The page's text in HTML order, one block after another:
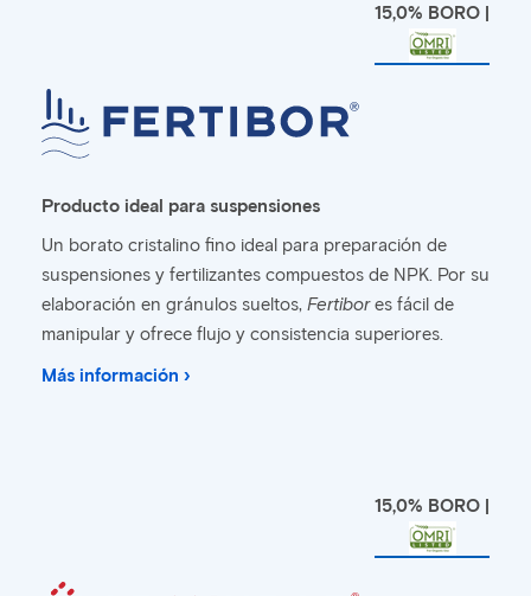
15,0% BORO |
Producto ideal para suspensiones
Un borato cristalino fino ideal para preparación de
suspensiones y fertilizantes compuestos de NPK. Por su
elaboración en gránulos sueltos, Fertibores fácil de
manipular y ofrece flujo y consistencia superiores.
Más información ›
15,0% BORO |